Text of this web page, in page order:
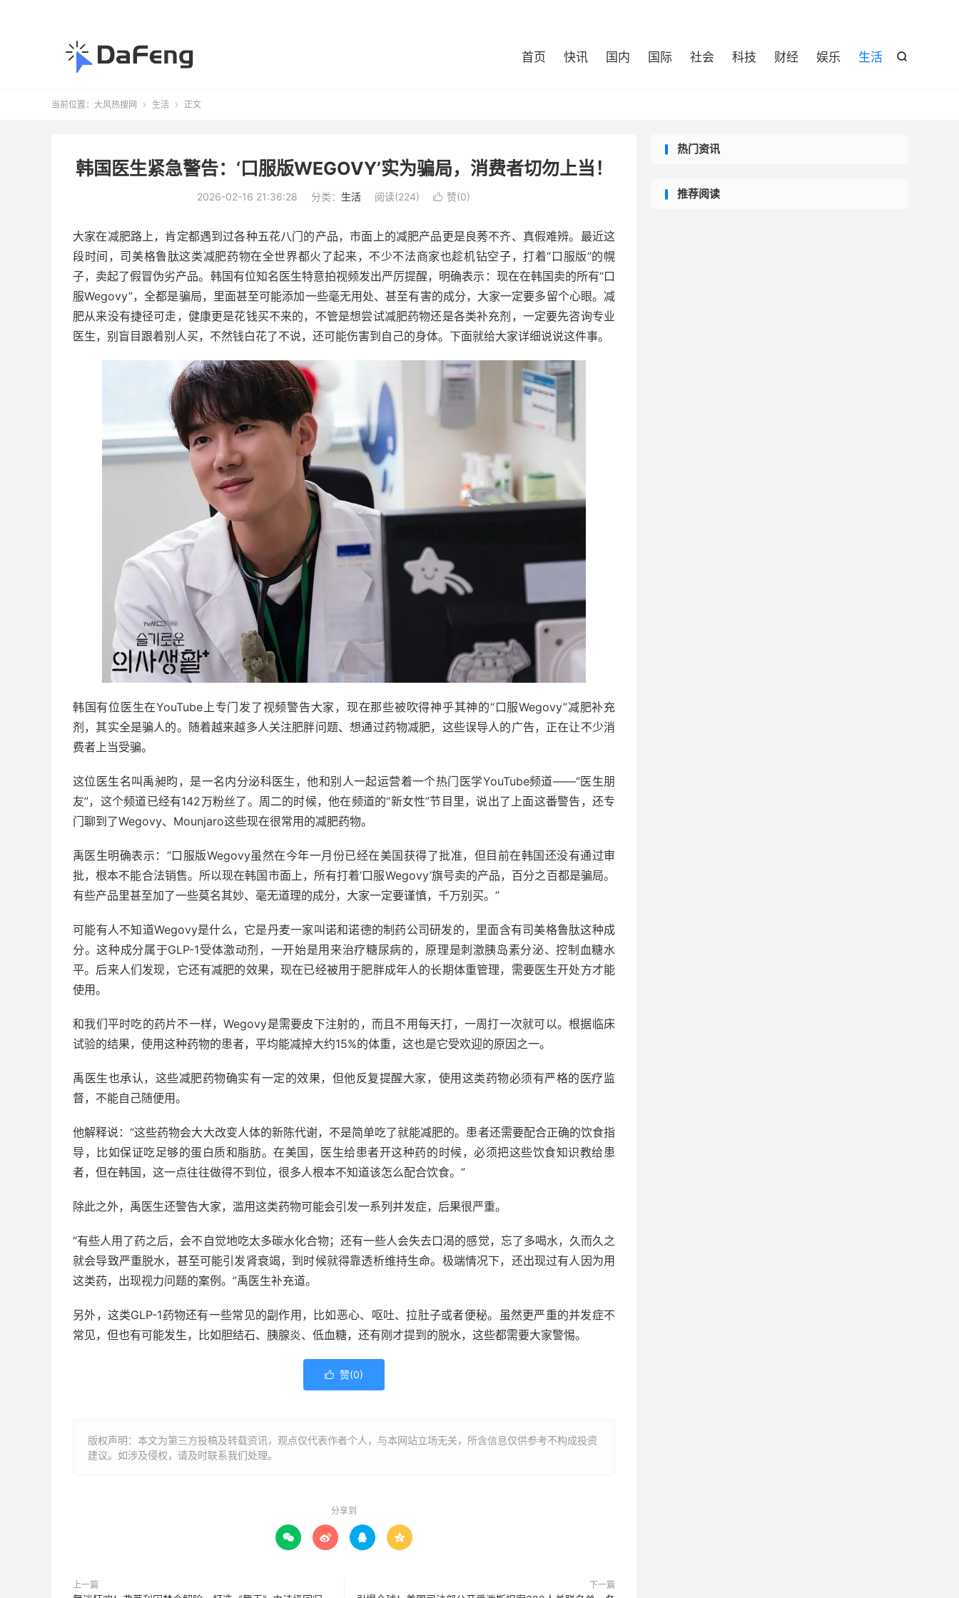

首页 快讯 国内 国际 社会 科技 财经 娱乐 生活
当前位置： 大风热搜网  生活  正文
韩国医生紧急警告：‘口服版WEGOVY’实为骗局，消费者切勿上当！
2026-02-16 21:36:28 分类： 生活 阅读(224)  赞(0)
大家在减肥路上，肯定都遇到过各种五花八门的产品，市面上的减肥产品更是良莠不齐、真假难辨。最近这
段时间，司美格鲁肽这类减肥药物在全世界都火了起来，不少不法商家也趁机钻空子，打着“口服版”的幌
子，卖起了假冒伪劣产品。韩国有位知名医生特意拍视频发出严厉提醒，明确表示：现在在韩国卖的所有“口
服Wegovy”，全都是骗局，里面甚至可能添加一些毫无用处、甚至有害的成分，大家一定要多留个心眼。减
肥从来没有捷径可走，健康更是花钱买不来的，不管是想尝试减肥药物还是各类补充剂，一定要先咨询专业
医生，别盲目跟着别人买，不然钱白花了不说，还可能伤害到自己的身体。下面就给大家详细说说这件事。
韩国有位医生在YouTube上专门发了视频警告大家，现在那些被吹得神乎其神的“口服Wegovy”减肥补充
剂，其实全是骗人的。随着越来越多人关注肥胖问题、想通过药物减肥，这些误导人的广告，正在让不少消
费者上当受骗。
这位医生名叫禹昶昀，是一名内分泌科医生，他和别人一起运营着一个热门医学YouTube频道——“医生朋
友”，这个频道已经有142万粉丝了。周二的时候，他在频道的“新女性”节目里，说出了上面这番警告，还专
门聊到了Wegovy、Mounjaro这些现在很常用的减肥药物。
禹医生明确表示：“口服版Wegovy虽然在今年一月份已经在美国获得了批准，但目前在韩国还没有通过审
批，根本不能合法销售。所以现在韩国市面上，所有打着‘口服Wegovy’旗号卖的产品，百分之百都是骗局。
有些产品里甚至加了一些莫名其妙、毫无道理的成分，大家一定要谨慎，千万别买。”
可能有人不知道Wegovy是什么，它是丹麦一家叫诺和诺德的制药公司研发的，里面含有司美格鲁肽这种成
分。这种成分属于GLP-1受体激动剂，一开始是用来治疗糖尿病的，原理是刺激胰岛素分泌、控制血糖水
平。后来人们发现，它还有减肥的效果，现在已经被用于肥胖成年人的长期体重管理，需要医生开处方才能
使用。
和我们平时吃的药片不一样，Wegovy是需要皮下注射的，而且不用每天打，一周打一次就可以。根据临床
试验的结果，使用这种药物的患者，平均能减掉大约15%的体重，这也是它受欢迎的原因之一。
禹医生也承认，这些减肥药物确实有一定的效果，但他反复提醒大家，使用这类药物必须有严格的医疗监
督，不能自己随便用。
他解释说：“这些药物会大大改变人体的新陈代谢，不是简单吃了就能减肥的。患者还需要配合正确的饮食指
导，比如保证吃足够的蛋白质和脂肪。在美国，医生给患者开这种药的时候，必须把这些饮食知识教给患
者，但在韩国，这一点往往做得不到位，很多人根本不知道该怎么配合饮食。”
除此之外，禹医生还警告大家，滥用这类药物可能会引发一系列并发症，后果很严重。
“有些人用了药之后，会不自觉地吃太多碳水化合物；还有一些人会失去口渴的感觉，忘了多喝水，久而久之
就会导致严重脱水，甚至可能引发肾衰竭，到时候就得靠透析维持生命。极端情况下，还出现过有人因为用
这类药，出现视力问题的案例。”禹医生补充道。
另外，这类GLP-1药物还有一些常见的副作用，比如恶心、呕吐、拉肚子或者便秘。虽然更严重的并发症不
常见，但也有可能发生，比如胆结石、胰腺炎、低血糖，还有刚才提到的脱水，这些都需要大家警惕。
 赞(0)
版权声明：本文为第三方投稿及转载资讯，观点仅代表作者个人，与本网站立场无关，所含信息仅供参考不构成投资
建议。如涉及侵权，请及时联系我们处理。
分享到
   
上一篇 下一篇
热门资讯
推荐阅读